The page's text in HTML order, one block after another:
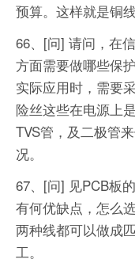
预算。这样就是铜
66、[问] 请问，在
方面需要做哪些保
实际应用时，需要
险丝这些在电源上
TVS管，及二极管
况。
67、[问] 见PCB板
有何优缺点，怎么
两种线都可以做成
工。